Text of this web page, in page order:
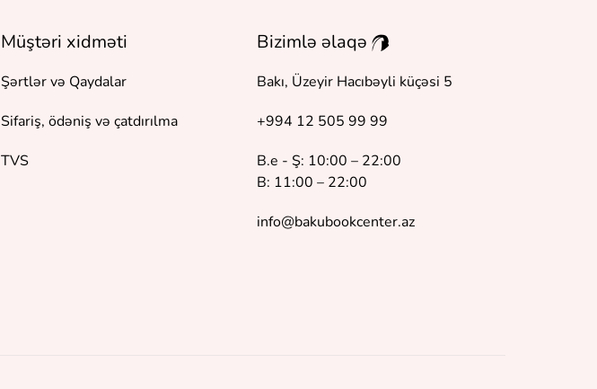
Müştəri xidməti
Şərtlər və Qaydalar
Sifariş, ödəniş və çatdırılma
TVS
Bizimlə əlaqə
Bakı, Üzeyir Hacıbəyli küçəsi 5
+994 12 505 99 99
B.e - Ş: 10:00 – 22:00
B: 11:00 – 22:00
info@bakubookcenter.az